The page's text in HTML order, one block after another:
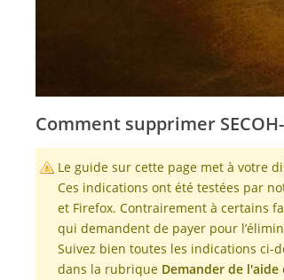
Comment supprimer SECOH-
Le guide sur cette page met à votre
Ces indications ont été testées par
et Firefox. Contrairement à certains
qui demandent de payer pour
Suivez bien toutes les indications ci-
dans la rubrique Demander de l'aide